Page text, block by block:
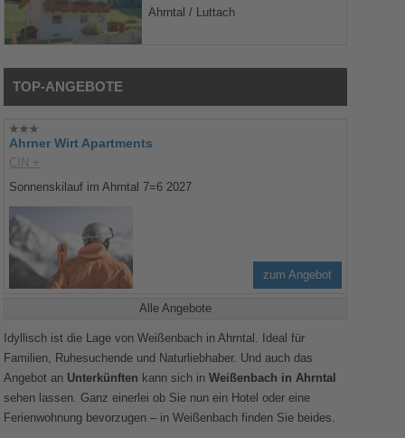
Ahrntal / Luttach
TOP-ANGEBOTE
Ahrner Wirt Apartments
CIN +
Sonnenskilauf im Ahrntal 7=6 2027
zum Angebot
Alle Angebote
Idyllisch ist die Lage von Weißenbach in Ahrntal. Ideal für
Familien, Ruhesuchende und Naturliebhaber. Und auch das
Angebot an Unterkünften kann sich inWeißenbach in Ahrntal
sehen lassen. Ganz einerlei ob Sie nun ein Hotel oder eine
Ferienwohnung bevorzugen – in Weißenbach finden Sie beides.